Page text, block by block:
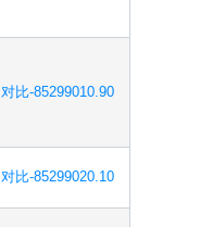
对比-85299010.90
对比-85299020.10